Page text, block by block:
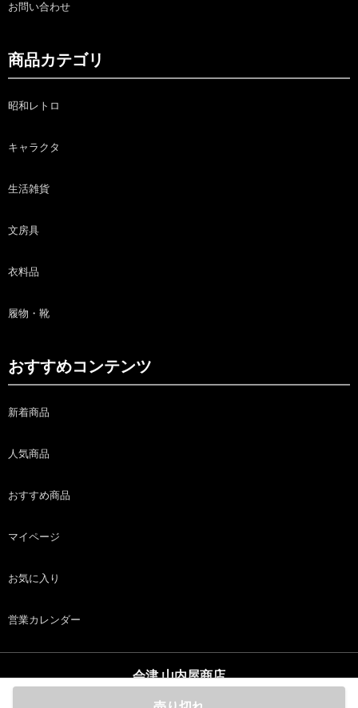
お問い合わせ
商品カテゴリ
昭和レトロ
キャラクタ
生活雑貨
文房具
衣料品
履物・靴
おすすめコンテンツ
新着商品
人気商品
おすすめ商品
マイページ
お気に入り
営業カレンダー
会津 山内屋商店